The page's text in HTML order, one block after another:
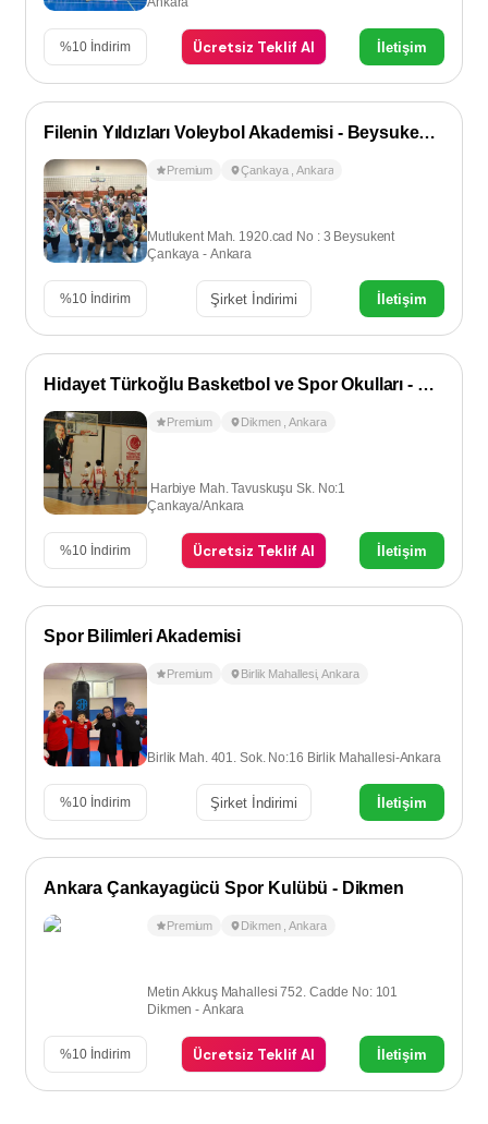
%10 İndirim Ücretsiz Teklif Al İletişim
Filenin Yıldızları Voleybol Akademisi - Beysukent / Çayyolu
Premium Çankaya ,Ankara
Mutlukent Mah. 1920.cad No : 3 Beysukent
Çankaya - Ankara
%10 İndirim Şirket İndirimi İletişim
Hidayet Türkoğlu Basketbol ve Spor Okulları - Dikmen
Premium Dikmen ,Ankara
Harbiye Mah. Tavuskuşu Sk. No:1
Çankaya/Ankara
%10 İndirim Ücretsiz Teklif Al İletişim
Spor Bilimleri Akademisi
Premium Birlik Mahallesi,Ankara
Birlik Mah. 401. Sok. No:16 Birlik Mahallesi-Ankara
%10 İndirim Şirket İndirimi İletişim
Ankara Çankayagücü Spor Kulübü - Dikmen
Premium Dikmen ,Ankara
Metin Akkuş Mahallesi 752. Cadde No: 101
Dikmen - Ankara
%10 İndirim Ücretsiz Teklif Al İletişim